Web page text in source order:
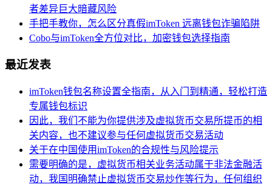
者差异巨大暗藏风险
手把手教你，怎么区分真假imToken 远离钱包诈骗陷阱
Cobo与imToken全方位对比，加密钱包选择指南
最近发表
imToken钱包名称设置全指南，从入门到精通，轻松打造
专属钱包标识
因此，我们不能为你提供涉及虚拟货币交易所提币的相
关内容，也不建议参与任何虚拟货币交易活动
关于在中国使用imToken的合规性与风险提示
需要明确的是，虚拟货币相关业务活动属于非法金融活
动，我国明确禁止虚拟货币交易炒作等行为，任何组织